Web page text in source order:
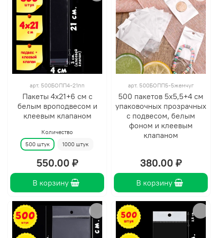
арт. 500БОПП4-21пп
Пакеты 4х21+6 см с
белым вроподвесом и
клеевым клапаном
Количество
500 штук
1000 штук
550.00 ₽
В корзину
арт. 500БОПП5-5жемчуг
500 пакетов 5х5,5+4 см
упаковочных прозрачных
с подвесом, белым
фоном и клеевым
клапаном
380.00 ₽
В корзину